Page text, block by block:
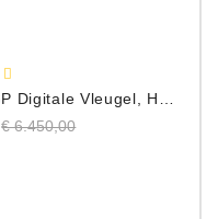
CLP-865GP Digitale Vleugel, Hoogglans Zwart, DEMO Model
Normale
€ 6.450,00Prijs